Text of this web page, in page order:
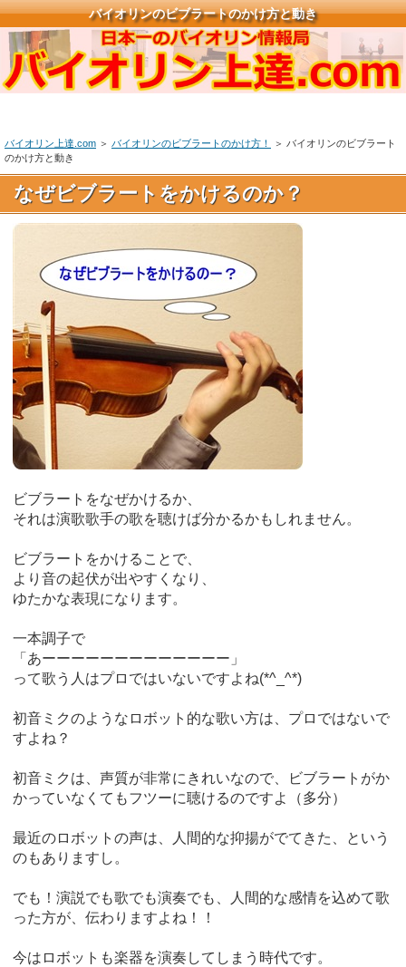
バイオリンのビブラートのかけ方と動き
バイオリン上達.com ＞ バイオリンのビブラートのかけ方！
＞ バイオリンのビブラート
のかけ方と動き
なぜビブラートをかけるのか？
ビブラートをなぜかけるか、
それは演歌歌手の歌を聴けば分かるかもしれません。
ビブラートをかけることで、
より音の起伏が出やすくなり、
ゆたかな表現になります。
一本調子で
「あーーーーーーーーーーーーー」
って歌う人はプロではいないですよね(*^_^*)
初音ミクのようなロボット的な歌い方は、プロではないで
すよね？
初音ミクは、声質が非常にきれいなので、ビブラートがか
かっていなくてもフツーに聴けるのですよ（多分）
最近のロボットの声は、人間的な抑揚がでてきた、という
のもありますし。
でも！演説でも歌でも演奏でも、人間的な感情を込めて歌
った方が、伝わりますよね！！
今はロボットも楽器を演奏してしまう時代です。